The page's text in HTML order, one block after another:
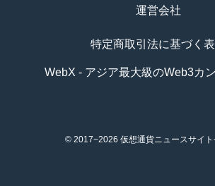
運営会社
特定商取引法に基づく
WebX - アジア最大級のWeb3カ
© 2017−2026 仮想通貨ニュースサイ